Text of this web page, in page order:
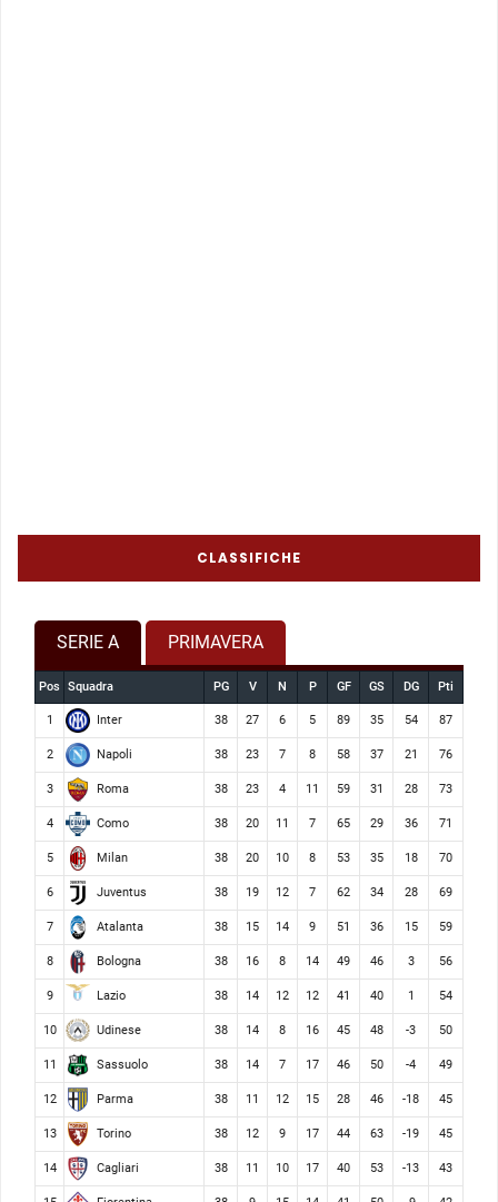
CLASSIFICHE
SERIE A PRIMAVERA
Pos Squadra PG V N P GF GS DG Pti
1 Inter 38 27 6 5 89 35 54 87
2 Napoli 38 23 7 8 58 37 21 76
3 Roma 38 23 4 11 59 31 28 73
4 Como 38 20 11 7 65 29 36 71
5 Milan 38 20 10 8 53 35 18 70
6 Juventus 38 19 12 7 62 34 28 69
7 Atalanta 38 15 14 9 51 36 15 59
8 Bologna 38 16 8 14 49 46 3 56
9 Lazio 38 14 12 12 41 40 1 54
10 Udinese 38 14 8 16 45 48 -3 50
11 Sassuolo 38 14 7 17 46 50 -4 49
12 Parma 38 11 12 15 28 46 -18 45
13 Torino 38 12 9 17 44 63 -19 45
14 Cagliari 38 11 10 17 40 53 -13 43